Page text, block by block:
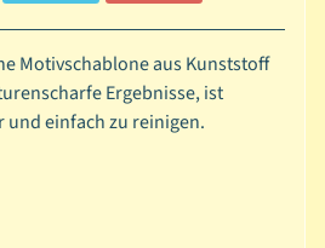
Motivschablone aus Kunststoff
Ergebnisse, ist
einfach zu reinigen.